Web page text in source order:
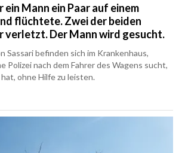
Mann ein Paar auf einem
flüchtete. Zwei der beiden
verletzt. Der Mann wird gesucht.
Sassari befinden sich im Krankenhaus,
Polizei nach dem Fahrer des Wagens sucht,
ohne Hilfe zu leisten.